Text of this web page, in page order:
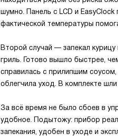
шумно. Панель с LCD и
фактической температуры
Второй случай — запекал
гриль. Готово вышло быстрее,
справилась с прилипшим
облегчила уход. В комплекте
За всё время не было сбоев в
удобное. Подытожу: прибор
запекания, удобен в уходе и